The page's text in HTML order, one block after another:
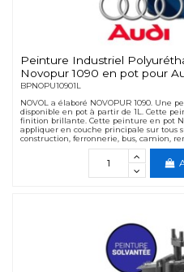
Peinture Industriel
Novopur 1090 en pot pour
BPNOPU10901L
NOVOL a élaboré NOVOPUR 1090. Une
disponible en pot à partir de 1L. Cette
finition brillante. Cette peinture en pot
appliquer en couche principale sur tous
construction, ferronnerie, bus, camion,